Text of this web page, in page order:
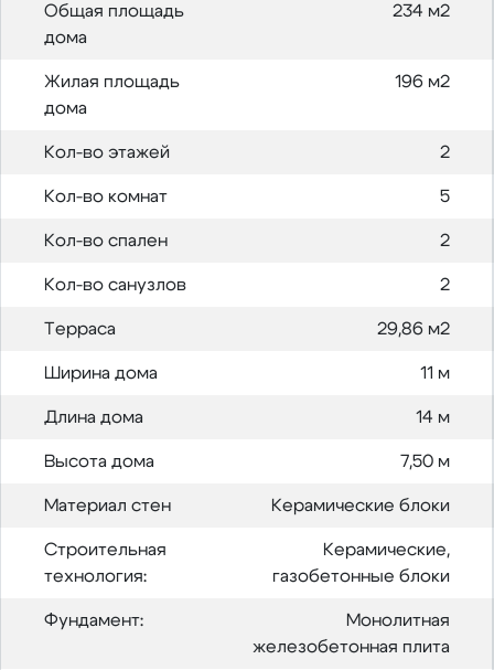
Общая площадь
дома
234 м2
Жилая площадь
дома
196 м2
Кол-во этажей 2
Кол-во комнат 5
Кол-во спален 2
Кол-во санузлов 2
Терраса 29,86 м2
Ширина дома 11 м
Длина дома 14 м
Высота дома 7,50 м
Материал стен Керамические блоки
Строительная
технология:
Керамические,
газобетонные блоки
Фундамент:
Монолитная
железобетонная плита